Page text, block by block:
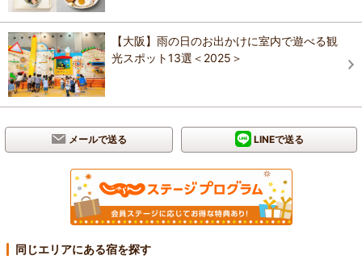
【大阪】雨の日のお出かけに室内で遊べる観
光スポット13選＜2025＞
メールで送る LINEで送る
同じエリアにある宿を探す